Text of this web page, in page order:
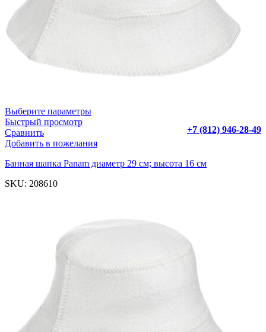
обратного звонка или позвоните нам по телефону
указанному выше.
Адрес:
Россия г. Санкт-Петербург, Масляный переулок, д.8
+7 (812) 946-28-49
Выберите параметры
Быстрый просмотр
Сравнить
Добавить в пожелания
Банная шапка Panam диаметр 29 см; высота 16 см
SKU: 208610